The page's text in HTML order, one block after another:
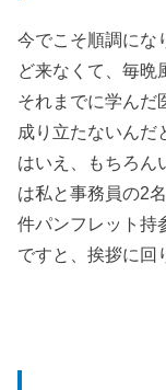
今でこそ順調にな
ど来なくて、毎晩
それまでに学んだ
成り立たないん
はいえ、もちろん
は私と事務員の2
件パンフレット持
ですと、挨拶に回